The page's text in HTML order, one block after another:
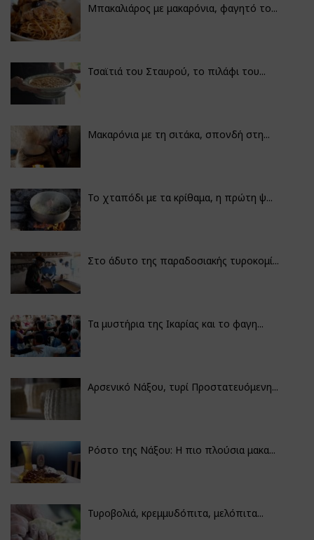
Μπακαλιάρος με μακαρόνια, φαγητό το...
Τσαϊτιά του Σταυρού, το πιλάφι του...
Μακαρόνια με τη σιτάκα, σπονδή στη...
Το χταπόδι με τα κρίθαμα, η πρώτη ψ...
Στο άδυτο της παραδοσιακής τυροκομί...
Τα μυστήρια της Ικαρίας και το φαγη...
Αρσενικό Νάξου, τυρί Προστατευόμενη...
Ρόστο της Νάξου: Η πιο πλούσια μακα...
Τυροβολιά, κρεμμυδόπιτα, μελόπιτα...